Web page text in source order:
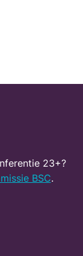
23+?
BSC.